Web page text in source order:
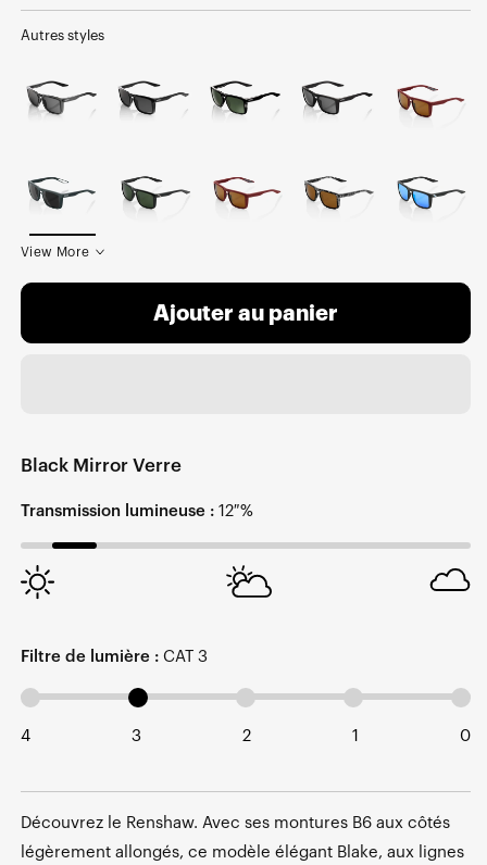
Autres styles
View More
Ajouter au panier
Black Mirror Verre
Transmission lumineuse : 12 %
Filtre de lumière : CAT 3
4 3 2 1 0
Découvrez le Renshaw. Avec ses montures B6 aux côtés
légèrement allongés, ce modèle élégant Blake, aux lignes